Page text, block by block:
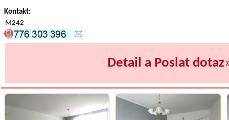
Kontakt:
M242
Detail a Poslat dotaz